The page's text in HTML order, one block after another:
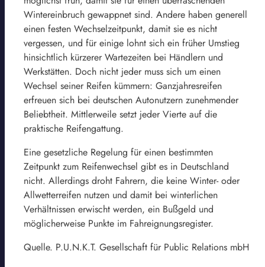
Wintereinbruch gewappnet sind. Andere haben generell
einen festen Wechselzeitpunkt, damit sie es nicht
vergessen, und für einige lohnt sich ein früher Umstieg
hinsichtlich kürzerer Wartezeiten bei Händlern und
Werkstätten. Doch nicht jeder muss sich um einen
Wechsel seiner Reifen kümmern: Ganzjahresreifen
erfreuen sich bei deutschen Autonutzern zunehmender
Beliebtheit. Mittlerweile setzt jeder Vierte auf die
praktische Reifengattung.
Eine gesetzliche Regelung für einen bestimmten
Zeitpunkt zum Reifenwechsel gibt es in Deutschland
nicht. Allerdings droht Fahrern, die keine Winter- oder
Allwetterreifen nutzen und damit bei winterlichen
Verhältnissen erwischt werden, ein Bußgeld und
möglicherweise Punkte im Fahreignungsregister.
Quelle. P.U.N.K.T. Gesellschaft für Public Relations mbH